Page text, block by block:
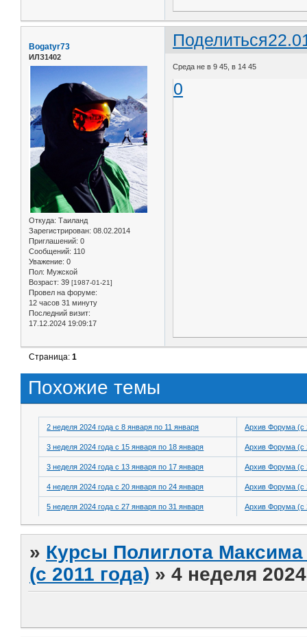
Поделиться
Bogatyr73
ИЛЗ1402
Откуда: Таиланд
Зарегистрирован: 08.02.2014
Приглашений: 0
Сообщений: 110
Уважение: 0
Пол: Мужской
Возраст: 39 [1987-01-21]
Провел на форуме:
12 часов 31 минуту
Последний визит:
17.12.2024 19:09:17
Среда не в 9 45, в 14 45
0
Страница:1
Похожие темы
2 неделя 2024 года с 8 января по 11 января Архив Форума (с
3 неделя 2024 года с 15 января по 18 января Архив Форума (с
3 неделя 2024 года с 13 января по 17 января Архив Форума (с
4 неделя 2024 года с 20 января по 24 января Архив Форума (с
5 неделя 2024 года с 27 января по 31 января Архив Форума (с
» Курсы Полиглота
(с 2011 года) »4 неделя